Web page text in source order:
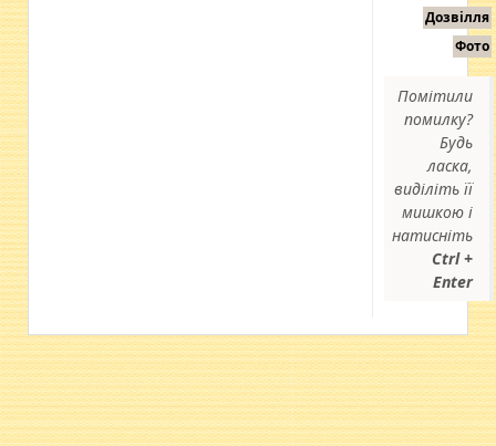
Дозвілля
Фото
Помітили
помилку?
Будь
ласка,
виділіть її
мишкою і
натисніть
Ctrl +
Enter